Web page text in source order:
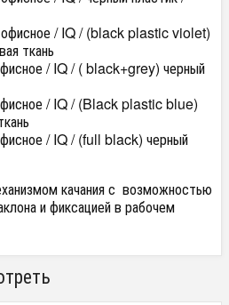
/ IQ / (black plastic violet)
ткань
/ IQ / ( black+grey) черный
/ IQ / (Black plastic blue)
/ IQ / (full black) черный
качания с возможностью
и фиксацией в рабочем